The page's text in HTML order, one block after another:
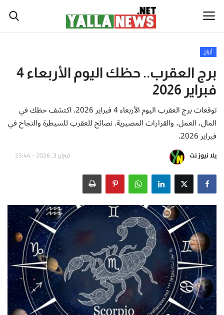
أخبار العالم
أخبار الوطن العربي
سياسة واقتصاد
رياضة
تكنولوجيا وعلوم
صحة ولياقة
أطباق من المطابخ العربية
سياحة وسفر
منوعات عامة
أبراج
برج العقرب.. حظك اليوم الأربعاء 4
فبراير 2026
توقعات برج العقرب اليوم الأربعاء 4 فبراير 2026. اكتشف حظك في
المال، العمل، والقرارات المصيرية. نصائح للعقرب للسيطرة والنجاح في
فبراير 2026.
يلا نيوز نت فبراير 3, 2026 - 23:44